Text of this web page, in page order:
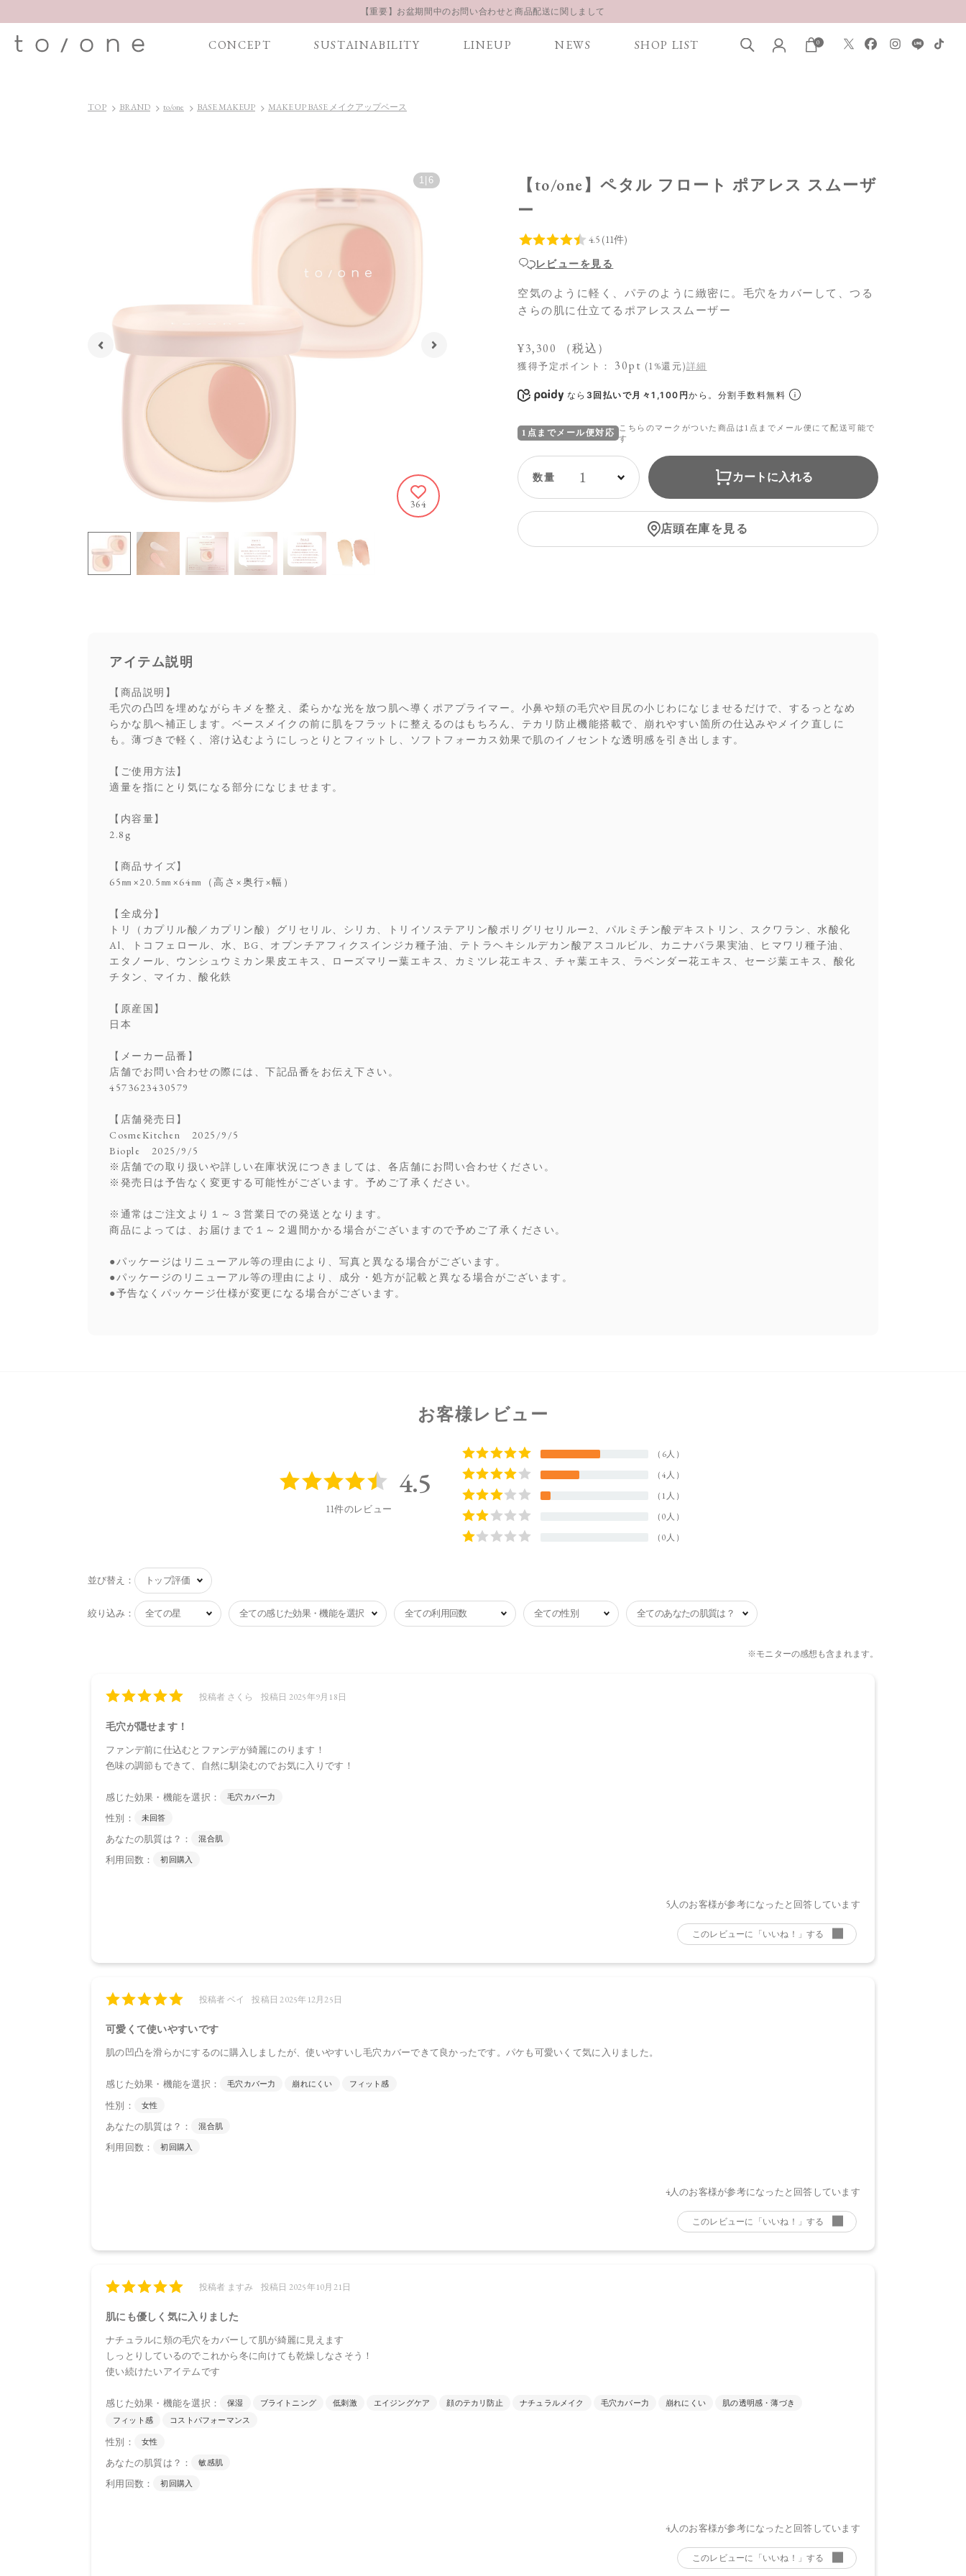
【重要】お盆期間中のお問い合わせと商品配送に関しまして
CONCEPT SUSTAINABILITY LINEUP NEWS SHOP LIST 0
TOP BRAND to/one BASE MAKEUP MAKE UP BASE メイクアップベース
1 6
364
【to/one】ペタル フロート ポアレス スムーザ
ー
レビューを見る
空気のように軽く、パテのように緻密に。毛穴をカバーして、つる
さらの肌に仕立てるポアレススムーザー
¥3,300 （税込）
獲得予定ポイント： 30pt (1%還元)詳細
なら 3回払いで月々1,100円から。分割手数料無料
1点までメール便対応
こちらのマークがついた商品は1点までメール便にて配送可能で
す
1 カートに入れる
店頭在庫を見る
アイテム説明
【商品説明】
毛穴の凸凹を埋めながらキメを整え、柔らかな光を放つ肌へ導くポアプライマー。小鼻や頬の毛穴や目尻の小じわになじませるだけで、するっとなめ
らかな肌へ補正します。ベースメイクの前に肌をフラットに整えるのはもちろん、テカリ防止機能搭載で、崩れやすい箇所の仕込みやメイク直しに
も。薄づきで軽く、溶け込むようにしっとりとフィットし、ソフトフォーカス効果で肌のイノセントな透明感を引き出します。
【ご使用方法】
適量を指にとり気になる部分になじませます。
【内容量】
2.8g
【商品サイズ】
65㎜×20.5㎜×64㎜（高さ×奥行×幅）
【全成分】
トリ（カプリル酸／カプリン酸）グリセリル、シリカ、トリイソステアリン酸ポリグリセリルー2、パルミチン酸デキストリン、スクワラン、水酸化
Al、トコフェロール、水、BG、オプンチアフィクスインジカ種子油、テトラヘキシルデカン酸アスコルビル、カニナバラ果実油、ヒマワリ種子油、
エタノール、ウンシュウミカン果皮エキス、ローズマリー葉エキス、カミツレ花エキス、チャ葉エキス、ラベンダー花エキス、セージ葉エキス、酸化
チタン、マイカ、酸化鉄
【原産国】
日本
【メーカー品番】
店舗でお問い合わせの際には、下記品番をお伝え下さい。
4573623430579
【店舗発売日】
CosmeKitchen 2025/9/5
Biople 2025/9/5
※店舗での取り扱いや詳しい在庫状況につきましては、各店舗にお問い合わせください。
※発売日は予告なく変更する可能性がございます。予めご了承ください。
※通常はご注文より１～３営業日での発送となります。
商品によっては、お届けまで１～２週間かかる場合がございますので予めご了承ください。
●パッケージはリニューアル等の理由により、写真と異なる場合がございます。
●パッケージのリニューアル等の理由により、成分・処方が記載と異なる場合がございます。
●予告なくパッケージ仕様が変更になる場合がございます。
お客様レビュー